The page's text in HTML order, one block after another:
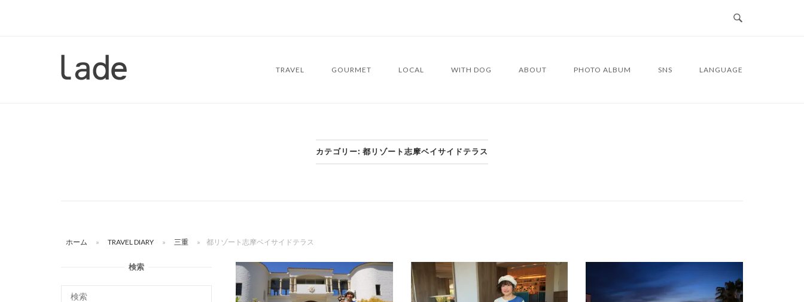
ー
TRAVEL GOURMET LOCAL WITH DOG ABOUT PHOTO ALBUM SNS LANGUAGE
カテゴリー: 都リゾート志摩ベイサイドテラス
ホーム » TRAVEL DIARY » 三重 » 都リゾート志摩ベイサイドテラス
検索